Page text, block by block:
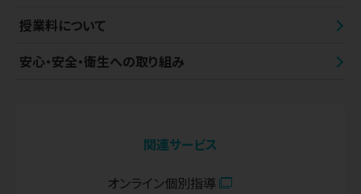
授業料について
安心・安全・衛生への取り組み
関連サービス
オンライン個別指導